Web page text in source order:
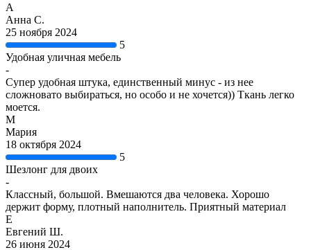
А
Анна С.
25 ноября 2024
5
Удобная уличная мебель
-
Супер удобная штука, единственный минус - из нее
сложновато выбираться, но особо и не хочется)) Ткань легко
моется.
М
Мария
18 октября 2024
5
Шезлонг для двоих
-
Классный, большой. Вмешаются два человека. Хорошо
держит форму, плотный наполнитель. Приятный материал
Е
Евгений Ш.
26 июня 2024